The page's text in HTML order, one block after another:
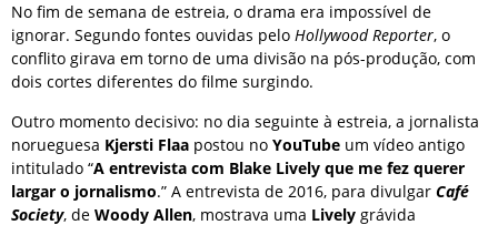
No fim de semana de estreia, o drama era impossível de
ignorar. Segundo fontes ouvidas pelo Hollywood Reporter, o
conflito girava em torno de uma divisão na pós-produção, com
dois cortes diferentes do filme surgindo.
Outro momento decisivo: no dia seguinte à estreia, a jornalista
norueguesa Kjersti Flaa postou no YouTube um vídeo antigo
intitulado “A entrevista com Blake Lively que me fez querer
largar o jornalismo.” A entrevista de 2016, para divulgar Café
Society, de Woody Allen, mostrava uma Lively grávida